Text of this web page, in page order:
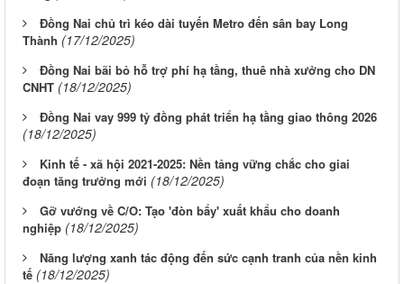
Đồng Nai chủ trì kéo dài tuyến Metro đến sân bay Long
Thành (17/12/2025)
Đồng Nai bãi bỏ hỗ trợ phí hạ tầng, thuê nhà xưởng cho DN
CNHT (18/12/2025)
Đồng Nai vay 999 tỷ đồng phát triển hạ tầng giao thông 2026
(18/12/2025)
Kinh tế - xã hội 2021-2025: Nền tảng vững chắc cho giai
đoạn tăng trưởng mới (18/12/2025)
Gỡ vướng về C/O: Tạo 'đòn bẩy' xuất khẩu cho doanh
nghiệp (18/12/2025)
Năng lượng xanh tác động đến sức cạnh tranh của nền kinh
tế (18/12/2025)